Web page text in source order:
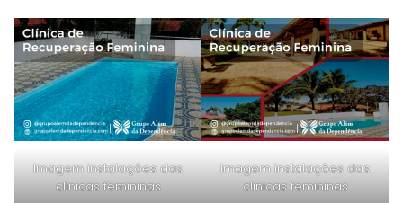
Imagem instalações das
clinicas femininas
Imagem instalações das
clinicas femininas